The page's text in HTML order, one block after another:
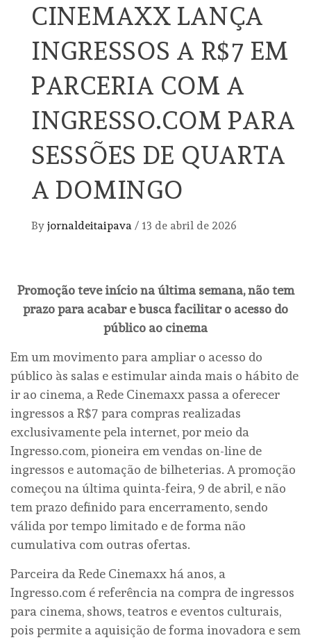
CINEMAXX LANÇA
INGRESSOS A R$7 EM
PARCERIA COM A
INGRESSO.COM PARA
SESSÕES DE QUARTA
A DOMINGO
By jornaldeitaipava / 13 de abril de 2026
Promoção teve início na última semana, não tem
prazo para acabar e busca facilitar o acesso do
público ao cinema
Em um movimento para ampliar o acesso do
público às salas e estimular ainda mais o hábito de
ir ao cinema, a Rede Cinemaxx passa a oferecer
ingressos a R$7 para compras realizadas
exclusivamente pela internet, por meio da
Ingresso.com, pioneira em vendas on-line de
ingressos e automação de bilheterias. A promoção
começou na última quinta-feira, 9 de abril, e não
tem prazo definido para encerramento, sendo
válida por tempo limitado e de forma não
cumulativa com outras ofertas.
Parceira da Rede Cinemaxx há anos, a
Ingresso.com é referência na compra de ingressos
para cinema, shows, teatros e eventos culturais,
pois permite a aquisição de forma inovadora e sem